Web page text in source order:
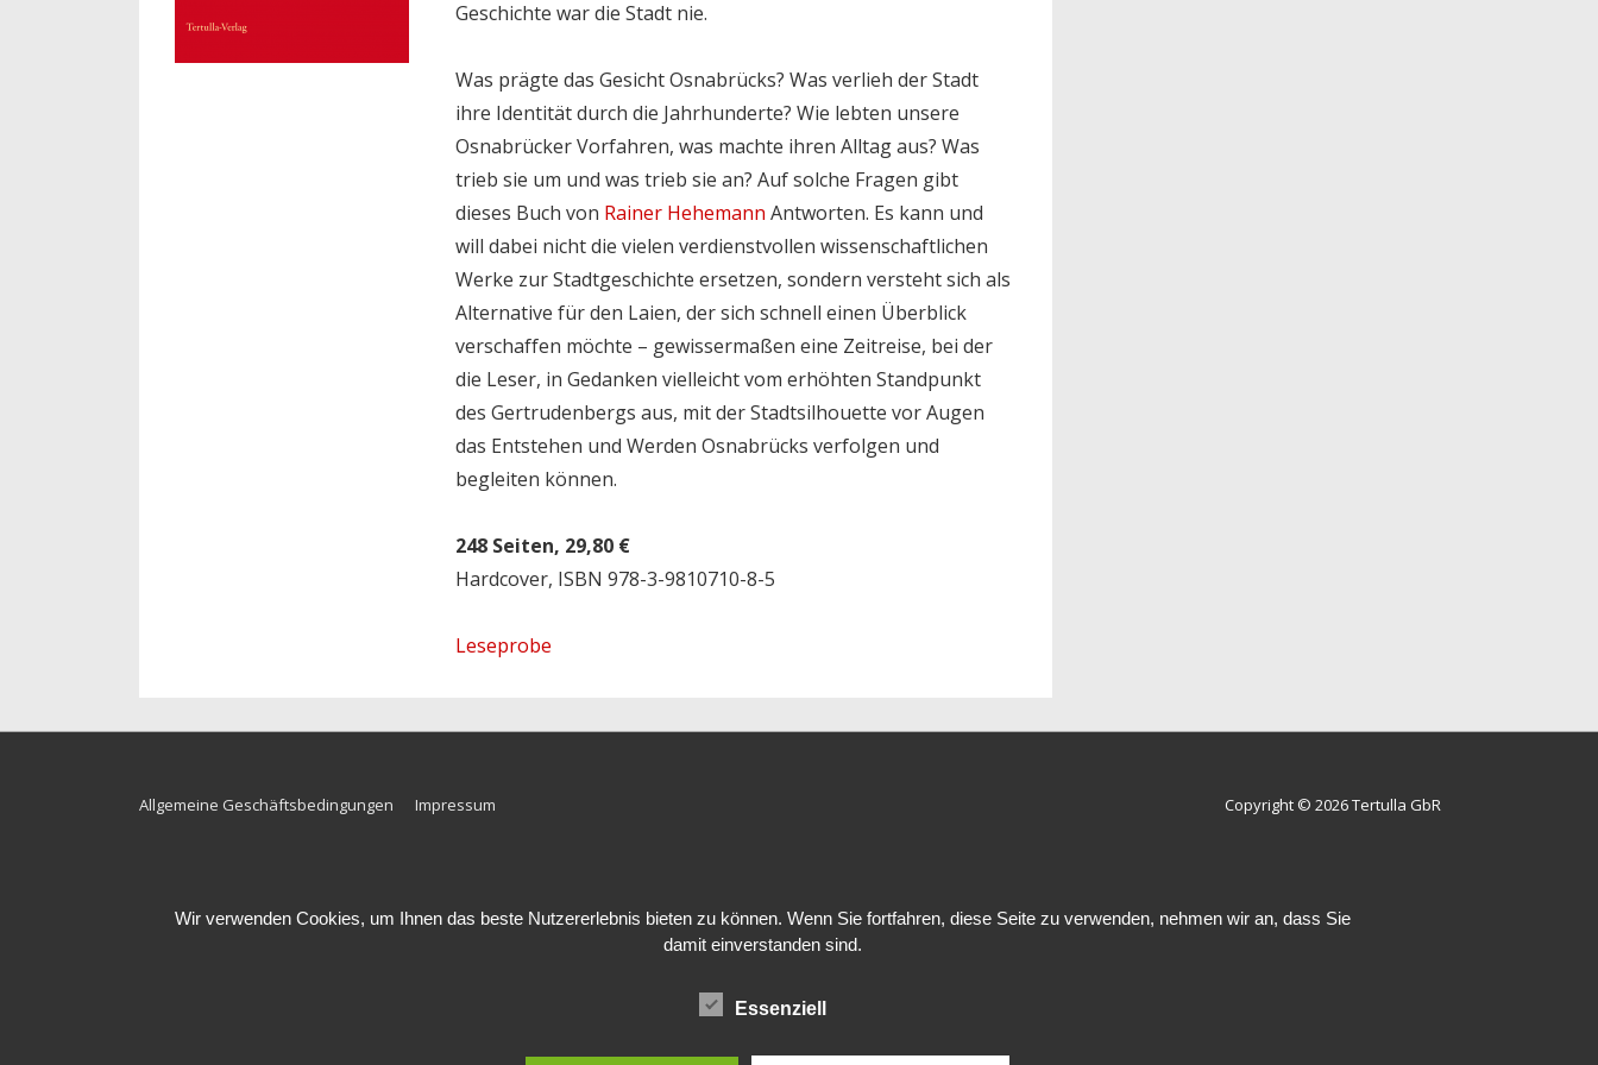
Geschichte war die Stadt nie.
Was prägte das Gesicht Osnabrücks? Was verlieh der Stadt
ihre Identität durch die Jahrhunderte? Wie lebten unsere
Osnabrücker Vorfahren, was machte ihren Alltag aus? Was
trieb sie um und was trieb sie an? Auf solche Fragen gibt
dieses Buch von Rainer Hehemann Antworten. Es kann und
will dabei nicht die vielen verdienstvollen wissenschaftlichen
Werke zur Stadtgeschichte ersetzen, sondern versteht sich als
Alternative für den Laien, der sich schnell einen Überblick
verschaffen möchte – gewissermaßen eine Zeitreise, bei der
die Leser, in Gedanken vielleicht vom erhöhten Standpunkt
des Gertrudenbergs aus, mit der Stadtsilhouette vor Augen
das Entstehen und ­Werden Osnabrücks verfolgen und
begleiten können.
248 Seiten, 29,80 €
Hardcover, ISBN 978-3-9810710-8-5
Leseprobe
Footer-
Allgemeine Geschäftsbedingungen Impressum Copyright © 2026Tertulla GbR
Wir verwenden Cookies, um Ihnen das beste Nutzererlebnis bieten zu können. Wenn Sie fortfahren, diese Seite zu verwenden, nehmen wir an, dass Sie
damit einverstanden sind.
Essenziell